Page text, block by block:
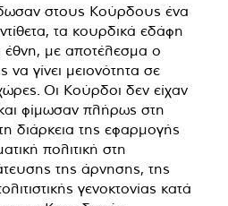
στους Κούρδους ένα
τα κουρδικά εδάφη
με αποτέλεσμα ο
γίνει μειονότητα σε
Οι Κούρδοι δεν είχαν
φίμωσαν πλήρως στη
διάρκεια της εφαρμογής
πολιτική στη
της άρνησης, της
γενοκτονίας κατά